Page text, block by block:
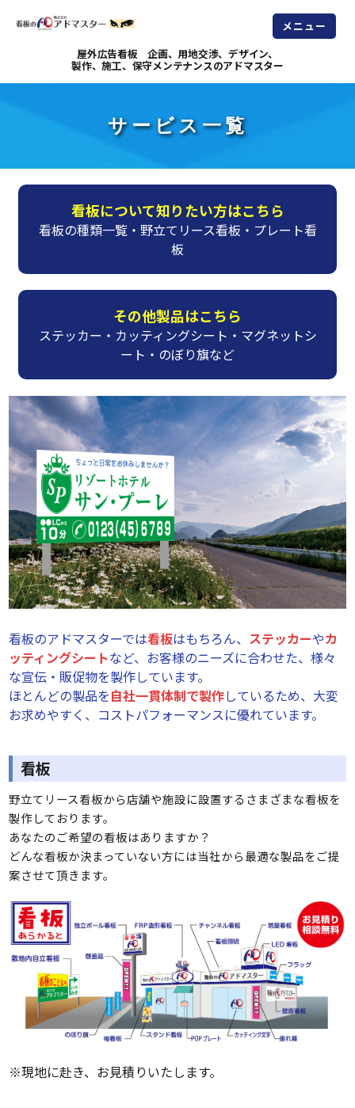
メニュー
屋外広告看板 企画、用地交渉、デザイン、
製作、施工、保守メンテナンスのアドマスター
サービス一覧
看板について知りたい方はこちら
看板の種類一覧・野立てリース看板・プレート看
板
その他製品はこちら
ステッカー・カッティングシート・マグネットシ
ート・のぼり旗など
看板のアドマスターでは看板はもちろん、 ステッカーやカ
ッティングシートなど、お客様のニーズに合わせた、様々
な宣伝・販促物を製作しています。
ほとんどの製品を自社一貫体制で製作しているため、大変
お求めやすく、コストパフォーマンスに優れています。
看板
野立てリース看板から店舗や施設に設置するさまざまな看板を
製作しております。
あなたのご希望の看板はありますか？
どんな看板か決まっていない方には当社から最適な製品をご提
案させて頂きます。
※現地に赴き、お見積りいたします。